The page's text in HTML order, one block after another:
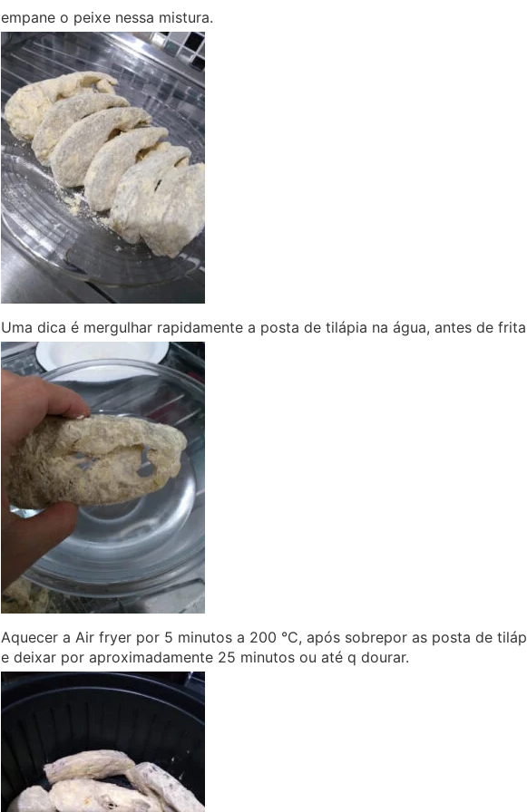
empane o peixe nessa mistura.
Uma dica é mergulhar rapidamente a posta de tilápia na água, antes de
Aquecer a Air fryer por 5 minutos a 200 °C, após sobrepor as posta de
e deixar por aproximadamente 25 minutos ou até q dourar.